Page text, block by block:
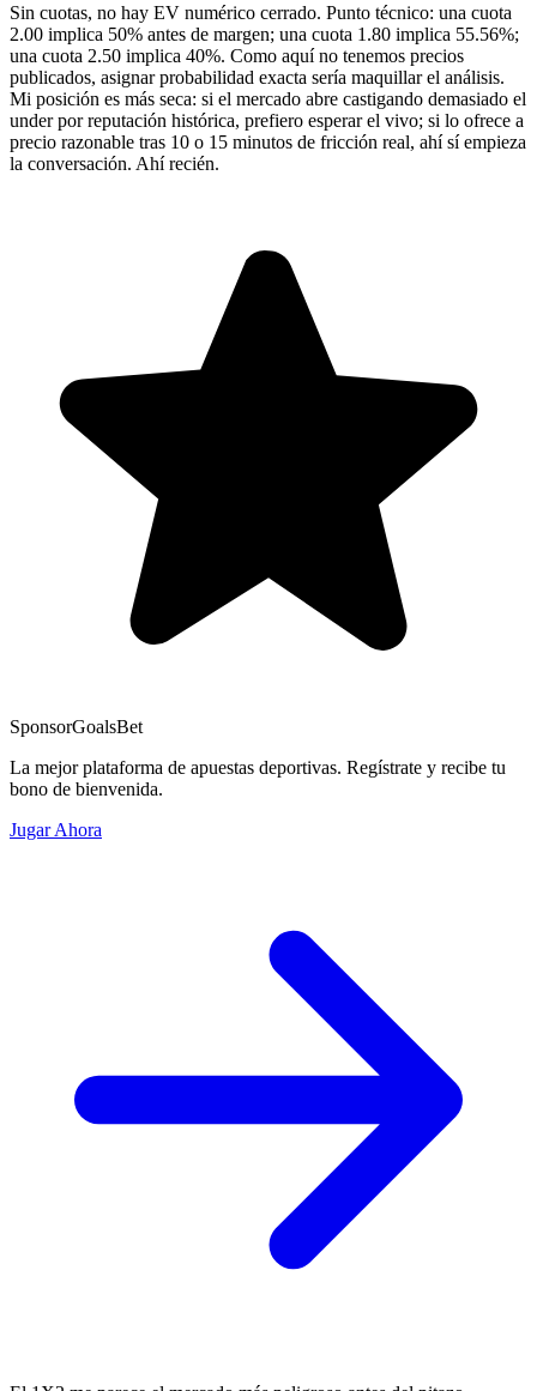
Sin cuotas, no hay EV numérico cerrado. Punto técnico: una cuota
2.00 implica 50% antes de margen; una cuota 1.80 implica 55.56%;
una cuota 2.50 implica 40%. Como aquí no tenemos precios
publicados, asignar probabilidad exacta sería maquillar el análisis.
Mi posición es más seca: si el mercado abre castigando demasiado el
under por reputación histórica, prefiero esperar el vivo; si lo ofrece a
precio razonable tras 10 o 15 minutos de fricción real, ahí sí empieza
la conversación. Ahí recién.
SponsorGoalsBet
La mejor plataforma de apuestas deportivas. Regístrate y recibe tu
bono de bienvenida.
Jugar Ahora